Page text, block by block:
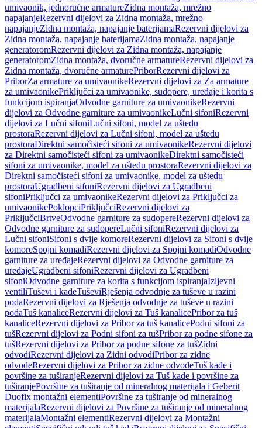
umivaonik, jednoručne armatureZidna montaža, mrežno
napajanjeRezervni dijelovi za Zidna montaža, mrežno
napajanjeZidna montaža, napajanje baterijamaRezervni dijelovi za
Zidna montaža, napajanje baterijamaZidna montaža, napajanje
generatoromRezervni dijelovi za Zidna montaža, napajanje
generatoromZidna montaža, dvoručne armatureRezervni dijelovi za
Zidna montaža, dvoručne armaturePriborRezervni dijelovi za
PriborZa armature za umivaonikeRezervni dijelovi za Za armature
za umivaonikePriključci za umivaonike, sudopere, uređaje i korita s
funkcijom ispiranjaOdvodne garniture za umivaonikeRezervni
dijelovi za Odvodne garniture za umivaonikeLučni sifoniRezervni
dijelovi za Lučni sifoniLučni sifoni, model za uštedu
prostoraRezervni dijelovi za Lučni sifoni, model za uštedu
prostoraDirektni samočisteći sifoni za umivaonikeRezervni dijelovi
za Direktni samočisteći sifoni za umivaonikeDirektni samočisteći
sifoni za umivaonike, model za uštedu prostoraRezervni dijelovi za
Direktni samočisteći sifoni za umivaonike, model za uštedu
prostoraUgradbeni sifoniRezervni dijelovi za Ugradbeni
sifoniPriključci za umivaonikeRezervni dijelovi za Priključci za
umivaonikePoklopciPriključciRezervni dijelovi za
PriključciBrtveOdvodne garniture za sudopereRezervni dijelovi za
Odvodne garniture za sudopereLučni sifoniRezervni dijelovi za
Lučni sifoniSifoni s dvije komoreRezervni dijelovi za Sifoni s dvije
komoreSpojni komadiRezervni dijelovi za Spojni komadiOdvodne
garniture za uređajeRezervni dijelovi za Odvodne garniture za
uređajeUgradbeni sifoniRezervni dijelovi za Ugradbeni
sifoniOdvodne garniture za korita s funkcijom ispiranjaIzljevni
ventiliTuševi i kadeTuševiRješenja odvodnje za tuševe u razini
podaRezervni dijelovi za Rješenja odvodnje za tuševe u razini
podaTuš kanaliceRezervni dijelovi za Tuš kanalicePribor za tuš
kanaliceRezervni dijelovi za Pribor za tuš kanalicePodni sifoni za
tušRezervni dijelovi za Podni sifoni za tušPribor za podne sifone za
tušRezervni dijelovi za Pribor za podne sifone za tušZidni
odvodiRezervni dijelovi za Zidni odvodiPribor za zidne
odvodeRezervni dijelovi za Pribor za zidne odvodeTuš kade i
površine za tuširanjeRezervni dijelovi za Tuš kade i površine za
tuširanjePovršine za tuširanje od mineralnog materijala i Geberit
Duofix montažni elementiPovršine za tuširanje od mineralnog
materijalaRezervni dijelovi za Površine za tuširanje od mineralnog
materijalaMontažni elementiRezervni dijelovi za Montažni